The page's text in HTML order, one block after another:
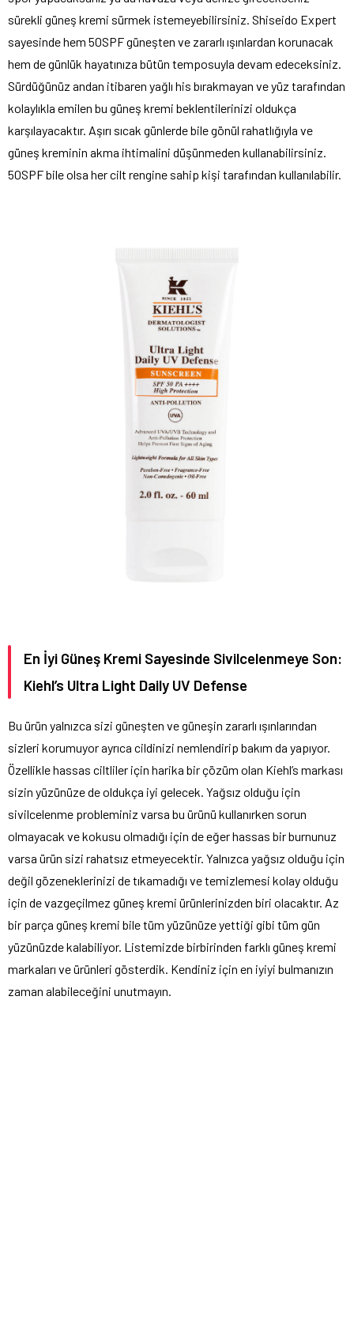
sürekli güneş kremi sürmek istemeyebilirsiniz. Shiseido Expert
sayesinde hem 50SPF güneşten ve zararlı ışınlardan korunacak
hem de günlük hayatınıza bütün temposuyla devam edeceksiniz.
Sürdüğünüz andan itibaren yağlı his bırakmayan ve yüz tarafından
kolaylıkla emilen bu güneş kremi beklentilerinizi oldukça
karşılayacaktır. Aşırı sıcak günlerde bile gönül rahatlığıyla ve
güneş kreminin akma ihtimalini düşünmeden kullanabilirsiniz.
50SPF bile olsa her cilt rengine sahip kişi tarafından kullanılabilir.
En İyi Güneş Kremi Sayesinde Sivilcelenmeye Son:
Kiehl’s Ultra Light Daily UV Defense
Bu ürün yalnızca sizi güneşten ve güneşin zararlı ışınlarından
sizleri korumuyor ayrıca cildinizi nemlendirip bakım da yapıyor.
Özellikle hassas ciltliler için harika bir çözüm olan Kiehl’s markası
sizin yüzünüze de oldukça iyi gelecek. Yağsız olduğu için
sivilcelenme probleminiz varsa bu ürünü kullanırken sorun
olmayacak ve kokusu olmadığı için de eğer hassas bir burnunuz
varsa ürün sizi rahatsız etmeyecektir. Yalnızca yağsız olduğu için
değil gözeneklerinizi de tıkamadığı ve temizlemesi kolay olduğu
için de vazgeçilmez güneş kremi ürünlerinizden biri olacaktır. Az
bir parça güneş kremi bile tüm yüzünüze yettiği gibi tüm gün
yüzünüzde kalabiliyor. Listemizde birbirinden farklı güneş kremi
markaları ve ürünleri gösterdik. Kendiniz için en iyiyi bulmanızın
zaman alabileceğini unutmayın.